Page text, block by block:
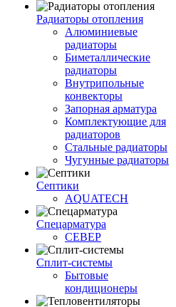
Радиаторы отопления
Алюминиевые
радиаторы
Биметаллические
радиаторы
Внутрипольные
конвекторы
Запорная арматура
Комплектующие для
радиаторов
Стальные радиаторы
Чугунные радиаторы
Септики
AQUATECH
Спецарматура
СЕВЕР
Сплит-системы
Бытовые
кондиционеры